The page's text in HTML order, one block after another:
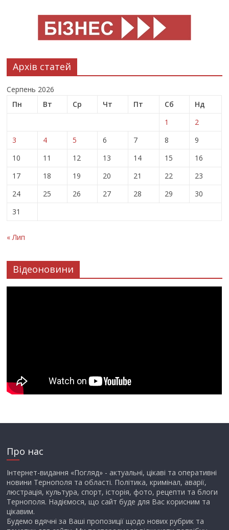
Архів статей
Серпень 2026
Пн
Вт Ср Чт Пт Сб
Нд
1
2
3
4 5 6 7 8
9
10
11 12 13 14 15
16
17
18 19 20 21 22
23
24
25 26 27 28 29
30
31
« Лип
Відеоновини
Про нас
Інтернет-видання «Погляд» - актуальні, цікаві та оперативні
новини Тернополя та області. Політика, кримінал, аварії,
люстрація, культура, спорт, історія, фото, рецепти та блоги
Тернополя. Надіємося, що сайт буде для Вас корисним та
цікавим.
Будемо вдячні за Ваші пропозиції щодо нових рубрик та